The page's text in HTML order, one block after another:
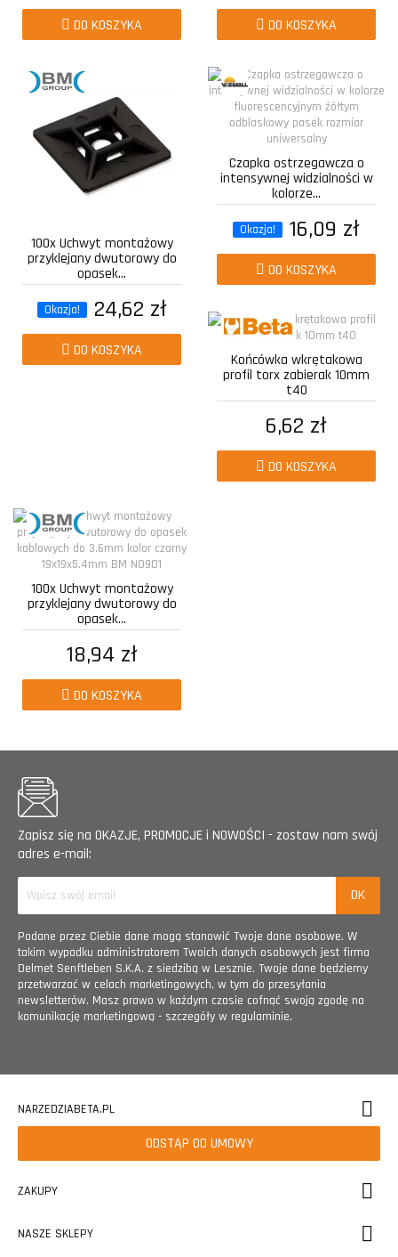
DO KOSZYKA DO KOSZYKA
100x Uchwyt montażowy
przyklejany dwutorowy do
opasek...
Okazja! 24,62 zł
DO KOSZYKA
Czapka ostrzegawcza o
intensywnej widzialności w
kolorze...
Okazja! 16,09 zł
DO KOSZYKA
Końcówka wkrętakowa
profil torx zabierak 10mm
t40
6,62 zł
DO KOSZYKA
100x Uchwyt montażowy
przyklejany dwutorowy do
opasek...
18,94 zł
DO KOSZYKA
Zapisz się na OKAZJE, PROMOCJE i NOWOŚCI - zostaw nam swój
adres e-mail:
Podane przez Ciebie dane mogą stanowić Twoje dane osobowe. W
takim wypadku administratorem Twoich danych osobowych jest firma
Delmet Senftleben S.K.A. z siedzibą w Lesznie. Twoje dane będziemy
przetwarzać w celach marketingowych, w tym do przesyłania
newsletterów. Masz prawo w każdym czasie cofnąć swoją zgodę na
komunikację marketingową - szczegóły w regulaminie.
NARZEDZIABETA.PL
ODSTĄP OD UMOWY
ZAKUPY
NASZE SKLEPY